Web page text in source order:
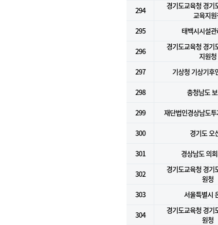
294
경기도교육청 경기
교육지
295
태백시시설
296
경기도교육청 경기
지원청
297
기상청 기상기후
298 충청남도
299 재단법인경상남도
300 경기도 오
301 경상남도 의
302
경기도교육청 경기
원청
303
서울특별시
304
경기도교육청 경기
원청